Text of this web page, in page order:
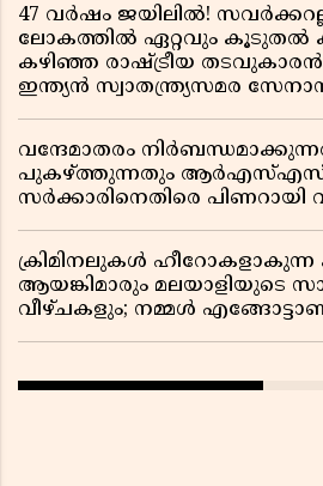
47 വർഷം ജയിലിൽ!
ലോകത്തിൽ ഏറ്റവും കൂടുതൽ
കഴിഞ്ഞ രാഷ്ട്രീയ തടവുകാരൻ
ഇന്ത്യൻ സ്വാതന്ത്ര്യസമര
വന്ദേമാതരം
പുകഴ്ത്തുന്നതും
സർക്കാരിനെതിരെ പിണറായി
ക്രിമിനലുകൾ
ആയങ്കിമാരും മലയാളിയുടെ
വീഴ്ചകളും; നമ്മൾ